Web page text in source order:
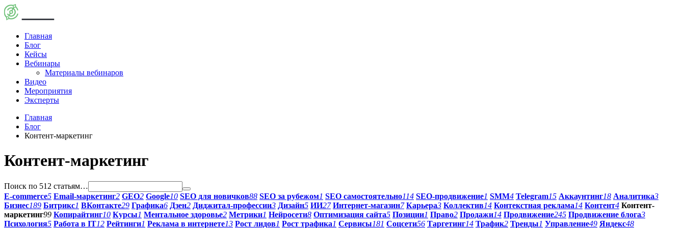
Главная
Блог
Кейсы
Вебинары
Материалы вебинаров
Видео
Мероприятия
Эксперты
Главная
Блог
Контент-маркетинг
Контент-маркетинг
Поиск по 512 статьям…
E-commerce5 Email-маркетинг2 GEO2 Google10 SEO для новичков88 SEO за рубежом1 SEO самостоятельно114 SEO-продвижение1 SMM4 Telegram15 Аккаунтинг18 Аналитика3
Бизнес189 Битрикс1 ВКонтакте29 Графика6 Дзен2 Диджитал-профессии3 Дизайн5 ИИ27 Интернет-магазин7 Карьера3 Коллектив14 Контекстная реклама14 Контент4 Контент-
маркетинг99 Копирайтинг10 Курсы1 Ментальное здоровье2 Метрики1 Нейросети8 Оптимизация сайта5 Позиции1 Право2 Продажи14 Продвижение245 Продвижение блога3
Психология5 Работа в IT12 Рейтинги1 Реклама в интернете13 Рост лидов1 Рост трафика1 Сервисы181 Соцсети56 Таргетинг14 Трафик2 Тренды1 Управление49 Яндекс48